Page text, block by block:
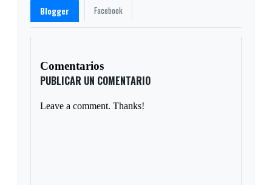
Blogger Facebook
Comentarios
PUBLICAR UN COMENTARIO
Leave a comment. Thanks!